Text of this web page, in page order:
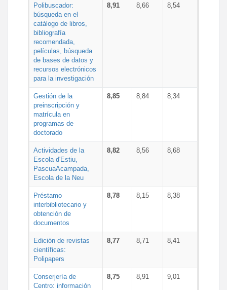
Polibuscador:
búsqueda en el
catálogo de libros,
bibliografía
recomendada,
películas, búsqueda
de bases de datos y
recursos electrónicos
para la investigación
8,91 8,66 8,54
Gestión de la
preinscripción y
matrícula en
programas de
doctorado
8,85 8,84 8,34
Actividades de la
Escola d'Estiu,
PascuaAcampada,
Escola de la Neu
8,82 8,56 8,68
Préstamo
interbibliotecario y
obtención de
documentos
8,78 8,15 8,38
Edición de revistas
científicas:
Polipapers
8,77 8,71 8,41
Conserjería de
Centro: información
8,75 8,91 9,01